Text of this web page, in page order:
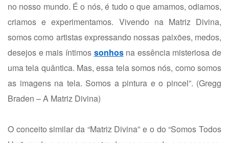
no nosso mundo. É o nós, é tudo o que amamos, odiamos,
criamos e experimentamos. Vivendo na Matriz Divina,
somos como artistas expressando nossas paixões, medos,
desejos e mais íntimos sonhosna essência misteriosa de
uma tela quântica. Mas, essa tela somos nós, como somos
as imagens na tela. Somos a pintura e o pincel”. (Gregg
Braden – A Matriz Divina)
O conceito similar da “Matriz Divina” e o do “Somos Todos